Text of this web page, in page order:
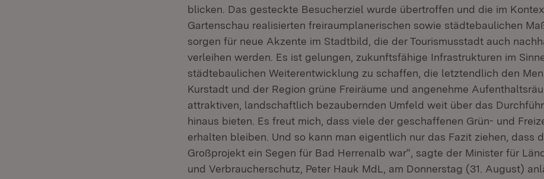
blicken. Das gesteckte Besucherziel wurde übertroffen und die im
Gartenschau realisierten freiraumplanerischen sowie städtebaulichen
sorgen für neue Akzente im Stadtbild, die der Tourismusstadt auch
verleihen werden. Es ist gelungen, zukunftsfähige Infrastrukturen im
städtebaulichen Weiterentwicklung zu schaffen, die letztendlich den
Kurstadt und der Region grüne Freiräume und angenehme
attraktiven, landschaftlich bezaubernden Umfeld weit über das
hinaus bieten. Es freut mich, dass viele der geschaffenen Grün- und
erhalten bleiben. Und so kann man eigentlich nur das Fazit ziehen, dass
Großprojekt ein Segen für Bad Herrenalb war“, sagte der Minister für
und Verbraucherschutz, Peter Hauk MdL, am Donnerstag (31. August)